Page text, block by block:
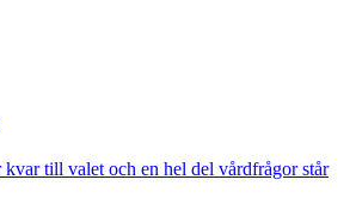
till valet och en hel del vårdfrågor står